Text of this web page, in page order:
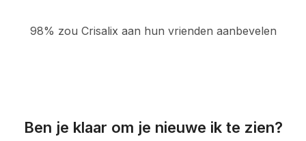
98% zou Crisalix aan hun vrienden aanbevelen
Ben je klaar om je nieuwe ik te zien?